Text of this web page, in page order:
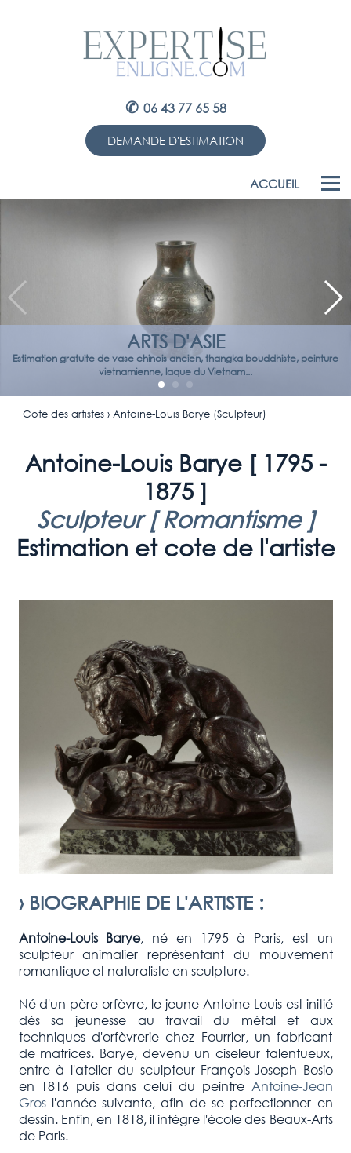
✆ 06 43 77 65 58
DEMANDE D'ESTIMATION
ACCUEIL
ARTS D'ASIE
Estimation gratuite de vase chinois ancien, thangka bouddhiste, peinture
vietnamienne, laque du Vietnam...
Cote des artistes› Antoine-Louis Barye (Sculpteur)
Antoine-Louis Barye [ 1795 -
1875 ]
Sculpteur [Romantisme]
Estimation et cote de l'artiste
› BIOGRAPHIE DE L'ARTISTE:
Antoine-Louis Barye, né en 1795 à Paris, est un
sculpteur animalier représentant du mouvement
romantique et naturaliste en sculpture.
Né d'un père orfèvre, le jeune Antoine-Louis est initié
dès sa jeunesse au travail du métal et aux
techniques d'orfèvrerie chez Fourrier, un fabricant
de matrices. Barye, devenu un ciseleur talentueux,
entre à l'atelier du sculpteur François-Joseph Bosio
en 1816 puis dans celui du peintre Antoine-Jean
Grosl'année suivante, afin de se perfectionner en
dessin. Enfin, en 1818, il intègre l'école des Beaux-Arts
de Paris.